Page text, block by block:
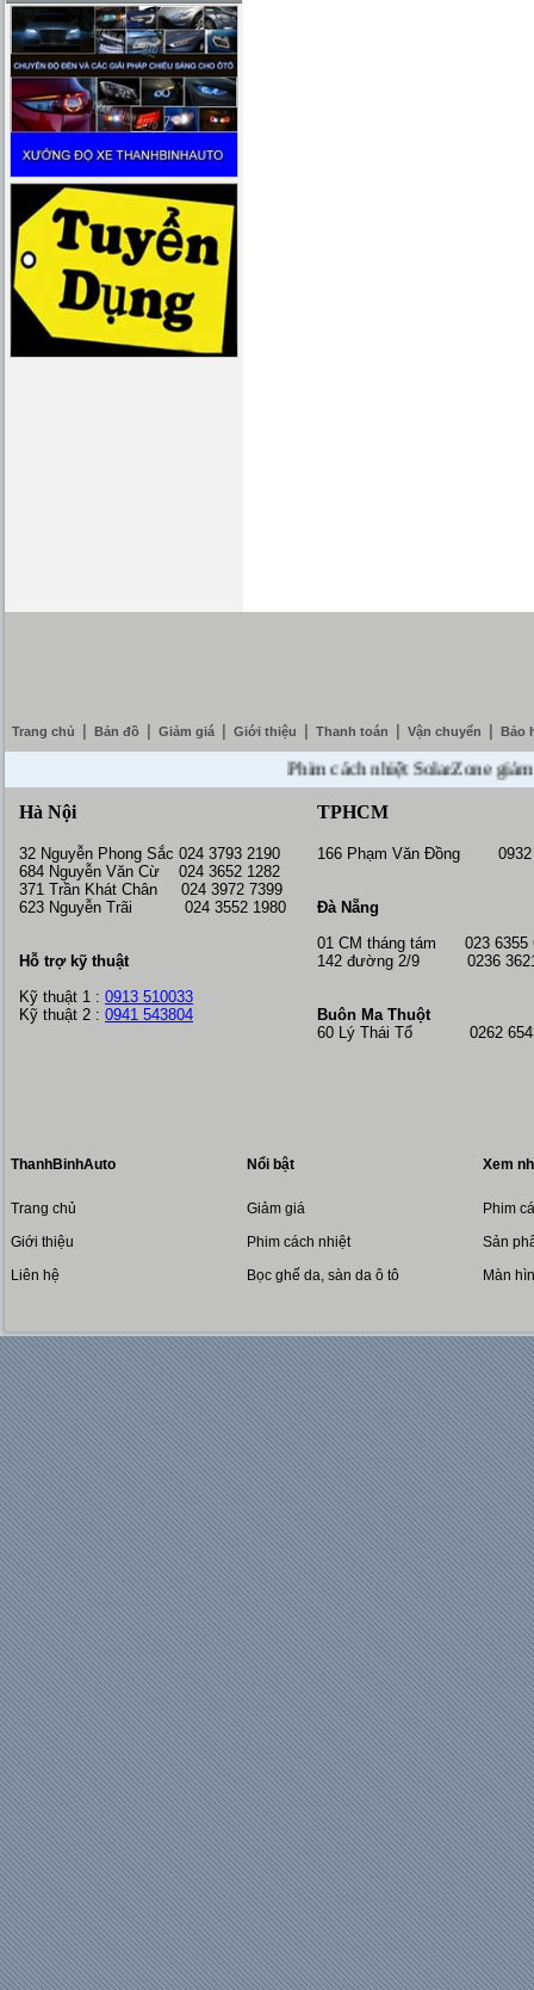
Trang chủ Bản đồ Giảm giá Giới thiệu Thanh toán Vận chuyển Bảo
Phim cách nhiệt SolarZone giảm
Hà Nội
32 Nguyễn Phong Sắc 024 3793 2190
684 Nguyễn Văn Cừ 024 3652 1282
371 Trần Khát Chân 024 3972 7399
623 Nguyễn Trãi 024 3552 1980
Hỗ trợ kỹ thuật
Kỹ thuật 1 : 0913 510033
Kỹ thuật 2 : 0941 543804
TPHCM
166 Phạm Văn Đồng 0932
Đà Nẵng
01 CM tháng tám 023 6355
142 đường 2/9 0236
Buôn Ma Thuột
60 Lý Thái Tổ 0262
ThanhBinhAuto
Trang chủ
Giới thiệu
Liên hệ
Nổi bật
Giảm giá
Phim cách nhiệt
Bọc ghế da, sàn da ô tô
Xem
Phim
Sản
Màn